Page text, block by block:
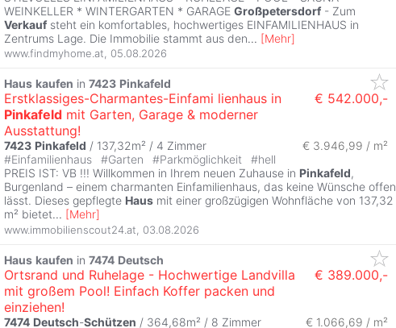
WEINKELLER * WINTERGARTEN * GARAGE Großpetersdorf - Zum
Verkauf steht ein komfortables, hochwertiges EINFAMILIENHAUS in
Zentrums Lage. Die Immobilie stammt aus den... [Mehr]
www.findmyhome.at, 05.08.2026
Haus kaufen in 7423 Pinkafeld
Erstklassiges-Charmantes-Einfami lienhaus in
Pinkafeld mit Garten, Garage & moderner
Ausstattung!
€ 542.000,-
7423 Pinkafeld / 137,32m² / 4 Zimmer
€ 3.946,99 / m²
#Einfamilienhaus #Garten #Parkmöglichkeit #hell
PREIS IST: VB !!! Willkommen in Ihrem neuen Zuhause in Pinkafeld,
Burgenland – einem charmanten Einfamilienhaus, das keine Wünsche offen
lässt. Dieses gepflegte Haus mit einer großzügigen Wohnfläche von 137,32
m² bietet... [Mehr]
www.immobilienscout24.at 03.08.2026
Haus kaufen in 7474 Deutsch
Ortsrand und Ruhelage - Hochwertige Landvilla
mit großem Pool! Einfach Koffer packen und
einziehen!
€ 389.000,-
7474 Deutsch-Schützen / 364,68m² / 8 Zimmer
€ 1.066,69 / m²